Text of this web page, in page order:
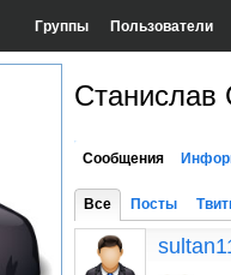
Группы Пользователи
Станислав
Сообщения
Все Посты